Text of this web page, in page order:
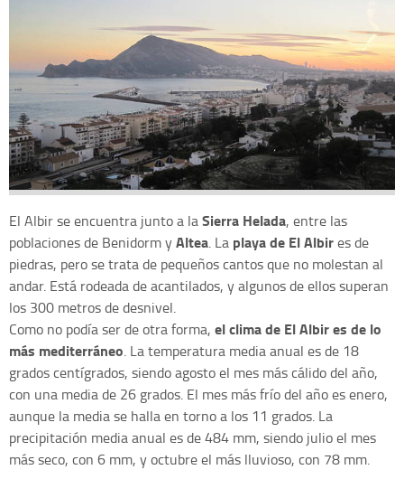
El Albir se encuentra junto a laSierra Helada, entre las
poblaciones de Benidorm yAltea. La playa de El Albires de
piedras, pero se trata de pequeños cantos que no molestan al
andar. Está rodeada de acantilados, y algunos de ellos superan
los 300 metros de desnivel.
Como no podía ser de otra forma, el clima de El Albir es de lo
más mediterráneo. La temperatura media anual es de 18
grados centígrados, siendo agosto el mes más cálido del año,
con una media de 26 grados. El mes más frío del año es enero,
aunque la media se halla en torno a los 11 grados. La
precipitación media anual es de 484 mm, siendo julio el mes
más seco, con 6 mm, y octubre el más lluvioso, con 78 mm.